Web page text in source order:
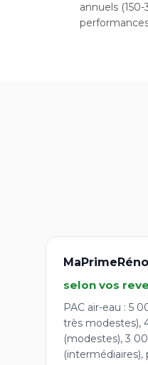
annuels
selon vos
PAC air-eau : 5
très modestes),
(modestes), 3
(intermédiaires),